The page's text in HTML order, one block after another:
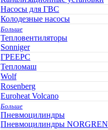
Насосы для ГВС
Колодезные насосы
Больше
Тепловентиляторы
Sonniger
ГРЕЕРС
Тепломаш
Wolf
Rosenberg
Euroheat Volcano
Больше
Пневмоцилиндры
Пневмоцилиндры NORGREN